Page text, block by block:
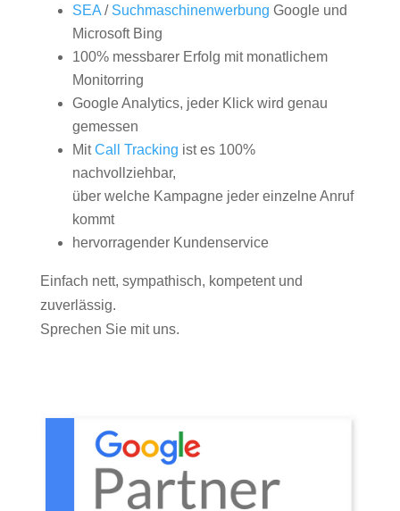
SEA/ Suchmaschinenwerbung Google und
Microsoft Bing
100% messbarer Erfolg mit monatlichem
Monitorring
Google Analytics, jeder Klick wird genau
gemessen
MitCall Tracking ist es 100%
nachvollziehbar,
über welche Kampagne jeder einzelne Anruf
kommt
hervorragender Kundenservice
Einfach nett, sympathisch, kompetent und
zuverlässig.
Sprechen Sie mit uns.